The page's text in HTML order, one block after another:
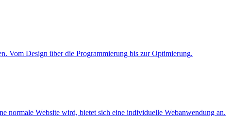
Vom Design über die Programmierung bis zur Optimierung.
normale Website wird, bietet sich eine individuelle Webanwendung an.